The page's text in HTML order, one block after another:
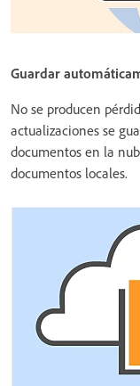
Guardar
No se producen
actualizaciones se
documentos en la
documentos locales.